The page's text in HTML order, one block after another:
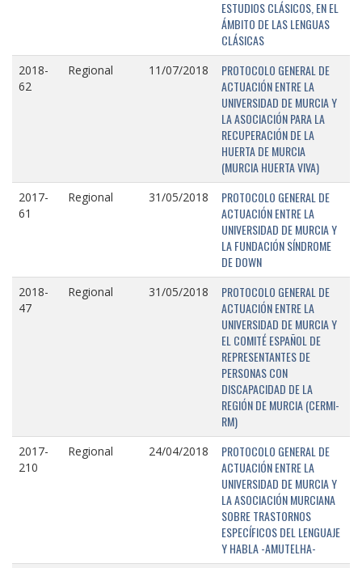
ESTUDIOS CLÁSICOS, EN EL
ÁMBITO DE LAS LENGUAS
CLÁSICAS
2018-
62
Regional 11/07/2018
PROTOCOLO GENERAL DE
ACTUACIÓN ENTRE LA
UNIVERSIDAD DE MURCIA Y
LA ASOCIACIÓN PARA LA
RECUPERACIÓN DE LA
HUERTA DE MURCIA
(MURCIA HUERTA VIVA)
2017-
61
Regional 31/05/2018
PROTOCOLO GENERAL DE
ACTUACIÓN ENTRE LA
UNIVERSIDAD DE MURCIA Y
LA FUNDACIÓN SÍNDROME
DE DOWN
2018-
47
Regional 31/05/2018
PROTOCOLO GENERAL DE
ACTUACIÓN ENTRE LA
UNIVERSIDAD DE MURCIA Y
EL COMITÉ ESPAÑOL DE
REPRESENTANTES DE
PERSONAS CON
DISCAPACIDAD DE LA
REGIÓN DE MURCIA (CERMI-
RM)
2017-
210
Regional 24/04/2018
PROTOCOLO GENERAL DE
ACTUACIÓN ENTRE LA
UNIVERSIDAD DE MURCIA Y
LA ASOCIACIÓN MURCIANA
SOBRE TRASTORNOS
ESPECÍFICOS DEL LENGUAJE
Y HABLA -AMUTELHA-